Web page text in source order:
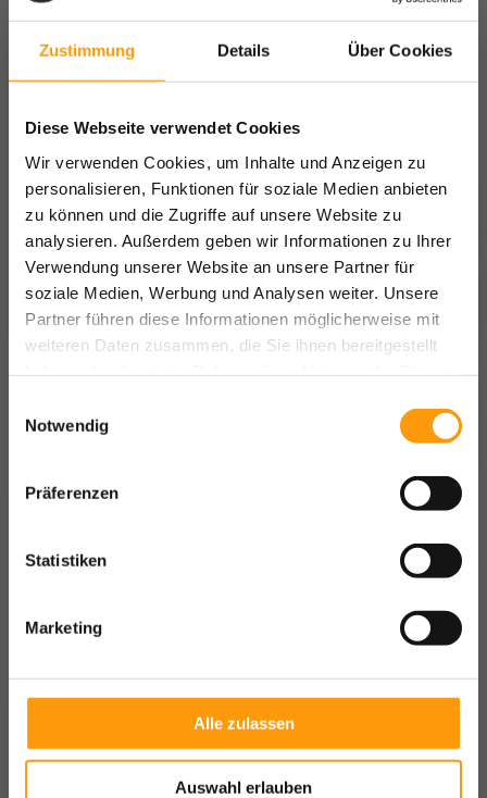
Zustimmung Details Über Cookies
Diese Webseite verwendet Cookies
Wir verwenden Cookies, um Inhalte und Anzeigen zu
personalisieren, Funktionen für soziale Medien anbieten
zu können und die Zugriffe auf unsere Website zu
analysieren. Außerdem geben wir Informationen zu Ihrer
Verwendung unserer Website an unsere Partner für
soziale Medien, Werbung und Analysen weiter. Unsere
Partner führen diese Informationen möglicherweise mit
weiteren Daten zusammen, die Sie ihnen bereitgestellt
Notwendig
Präferenzen
Statistiken
Marketing
Alle zulassen
Auswahl erlauben